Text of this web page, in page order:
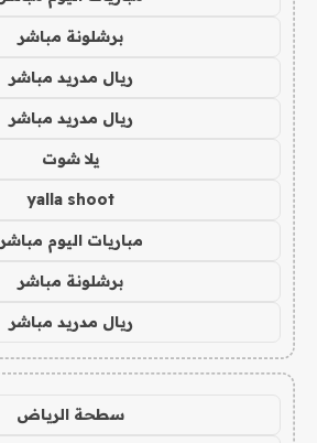
برشلونة مباشر
ريال مدريد مباشر
ريال مدريد مباشر
يلا شوت
yalla shoot
مباريات اليوم مباشر
برشلونة مباشر
ريال مدريد مباشر
سطحة الرياض